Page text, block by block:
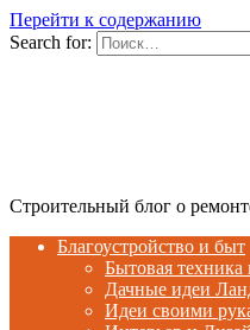
Перейти к содержанию
Search for:
Строительный блог о
Благоустройство и быт
Бытовая техника
Дачные идеи
Идеи своими